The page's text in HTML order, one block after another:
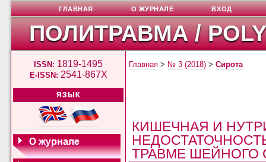
ПОЛИТРАВМА /
ISSN: 1819-1495
E-ISSN: 2541-867X
ЯЗЫК
ГЛАВНАЯ О ЖУРНАЛЕ ВХОД
Главная > № 3 (2018) >Сирота
КИШЕЧНАЯ И
ТРАВМЕ ШЕЙНОГО